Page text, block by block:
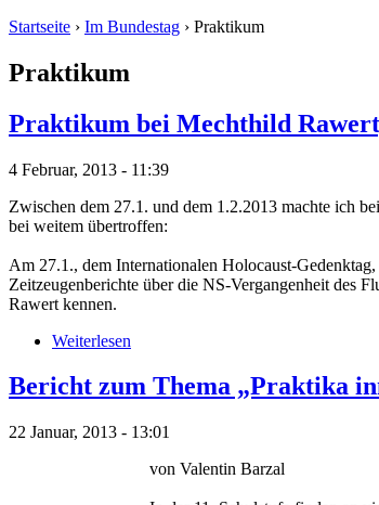
Startseite › Im Bundestag › Praktikum
Praktikum
Praktikum bei Mechthild
4 Februar, 2013 - 11:39
Zwischen dem 27.1. und dem 1.2.2013 machte ich
bei weitem übertroffen:
Am 27.1., dem Internationalen Holocaust-
Zeitzeugenberichte über die NS-Vergangenheit des
Rawert kennen.
Weiterlesen
Bericht zum Thema „Praktika
22 Januar, 2013 - 13:01
von Valentin Barzal